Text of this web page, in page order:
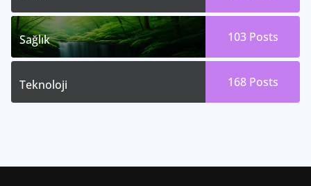
Sağlık 103 Posts
Teknoloji 168 Posts